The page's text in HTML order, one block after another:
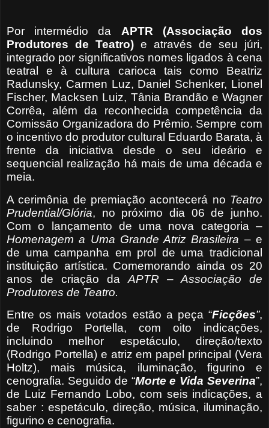
Por intermédio da APTR (Associação dos
Produtores de Teatro) e através de seu júri,
integrado por significativos nomes ligados à cena
teatral e à cultura carioca tais como Beatriz
Radunsky, Carmen Luz, Daniel Schenker, Lionel
Fischer, Macksen Luiz, Tânia Brandão e Wagner
Corrêa, além da reconhecida competência da
Comissão Organizadora do Prêmio. Sempre com
o incentivo do produtor cultural Eduardo Barata, à
frente da iniciativa desde o seu ideário e
sequencial realização há mais de uma década e
meia.
A cerimônia de premiação acontecerá no Teatro
Prudential/Glória, no próximo dia 06 de junho.
Com o lançamento de uma nova categoria –
Homenagem a Uma Grande Atriz Brasileira – e
de uma campanha em prol de uma tradicional
instituição artística. Comemorando ainda os 20
anos de criação da APTR – Associação de
Produtores de Teatro.
Entre os mais votados estão a peça “Ficções”,
de Rodrigo Portella, com oito indicações,
incluindo melhor espetáculo, direção/texto
(Rodrigo Portella) e atriz em papel principal (Vera
Holtz), mais música, iluminação, figurino e
cenografia. Seguido de “Morte e Vida Severina”,
de Luiz Fernando Lobo, com seis indicações, a
saber : espetáculo, direção, música, iluminação,
figurino e cenografia.